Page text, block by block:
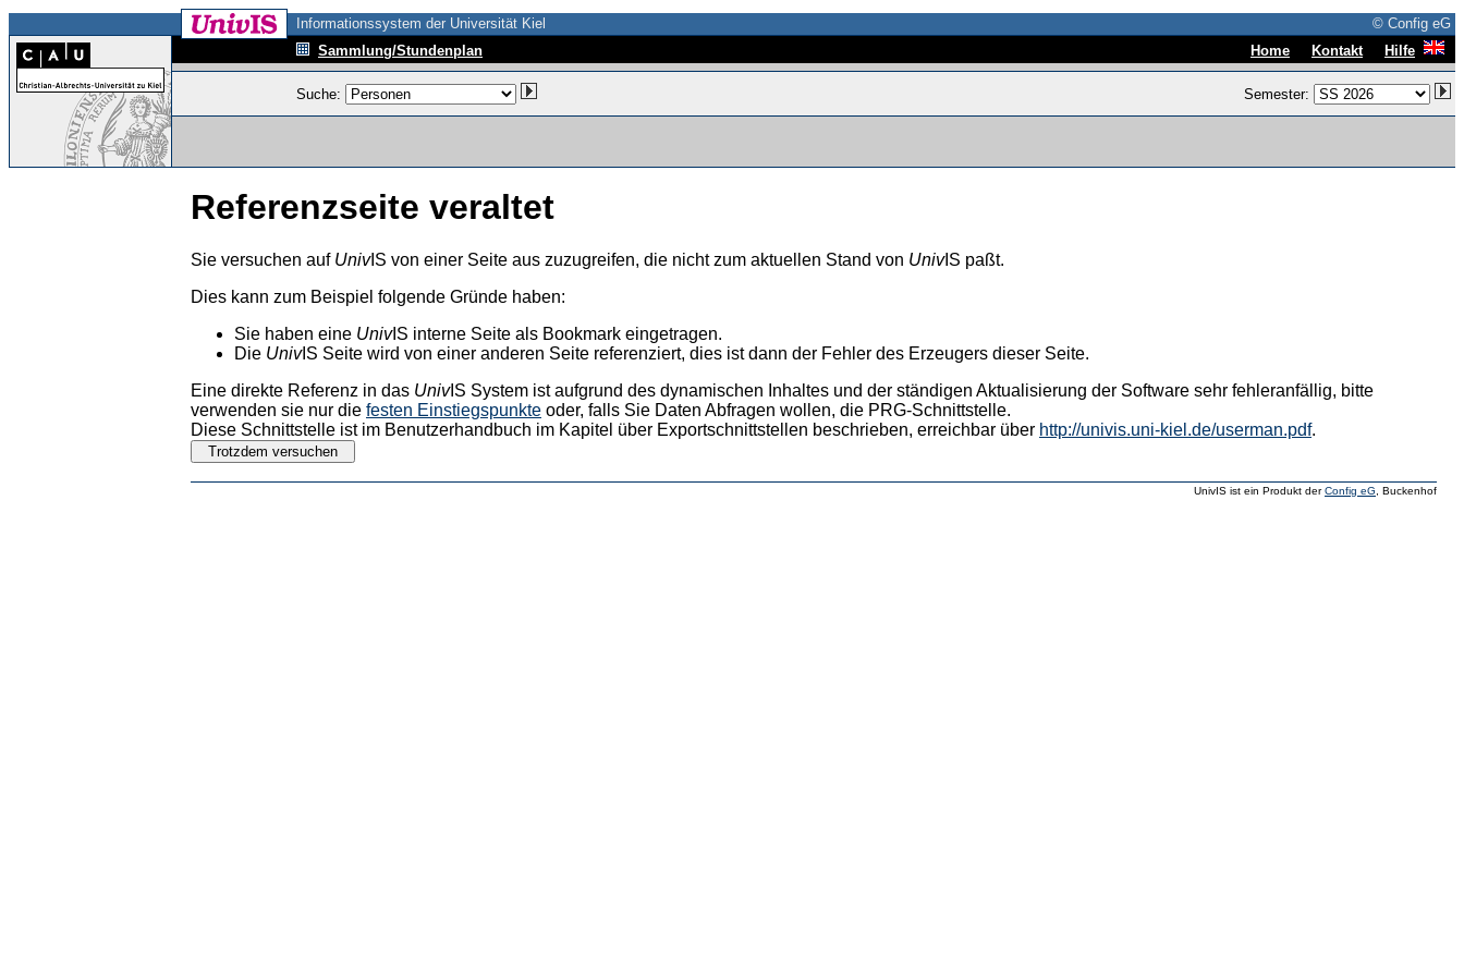
Informationssystem der Universität Kiel
© Config eG
Sammlung/Stundenplan
Home Kontakt Hilfe
Suche: Semester:
Referenzseite veraltet
Sie versuchen auf UnivIS von einer Seite aus zuzugreifen, die nicht zum aktuellen Stand von UnivIS paßt.
Dies kann zum Beispiel folgende Gründe haben:
Sie haben eine UnivIS interne Seite als Bookmark eingetragen.
Die UnivIS Seite wird von einer anderen Seite referenziert, dies ist dann der Fehler des Erzeugers dieser Seite.
Eine direkte Referenz in das UnivIS System ist aufgrund des dynamischen Inhaltes und der ständigen Aktualisierung der Software sehr fehleranfällig, bitte
verwenden sie nur die festen Einstiegspunkte oder, falls Sie Daten Abfragen wollen, die PRG-Schnittstelle.
Diese Schnittstelle ist im Benutzerhandbuch im Kapitel über Exportschnittstellen beschrieben, erreichbar über http://univis.uni-kiel.de/userman.pdf.
UnivIS ist ein Produkt derConfig eG , Buckenhof